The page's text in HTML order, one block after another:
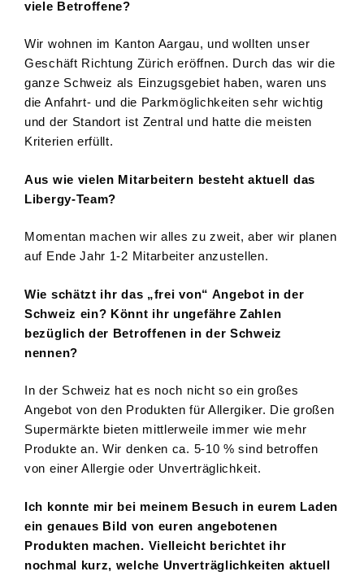
viele Betroffene?
Wir wohnen im Kanton Aargau, und wollten unser
Geschäft Richtung Zürich eröffnen. Durch das wir die
ganze Schweiz als Einzugsgebiet haben, waren uns
die Anfahrt- und die Parkmöglichkeiten sehr wichtig
und der Standort ist Zentral und hatte die meisten
Kriterien erfüllt.
Aus wie vielen Mitarbeitern besteht aktuell das
Libergy-Team?
Momentan machen wir alles zu zweit, aber wir planen
auf Ende Jahr 1-2 Mitarbeiter anzustellen.
Wie schätzt ihr das „frei von“ Angebot in der
Schweiz ein? Könnt ihr ungefähre Zahlen
bezüglich der Betroffenen in der Schweiz
nennen?
In der Schweiz hat es noch nicht so ein großes
Angebot von den Produkten für Allergiker. Die großen
Supermärkte bieten mittlerweile immer wie mehr
Produkte an. Wir denken ca. 5-10 % sind betroffen
von einer Allergie oder Unverträglichkeit.
Ich konnte mir bei meinem Besuch in eurem Laden
ein genaues Bild von euren angebotenen
Produkten machen. Vielleicht berichtet ihr
nochmal kurz, welche Unverträglichkeiten aktuell